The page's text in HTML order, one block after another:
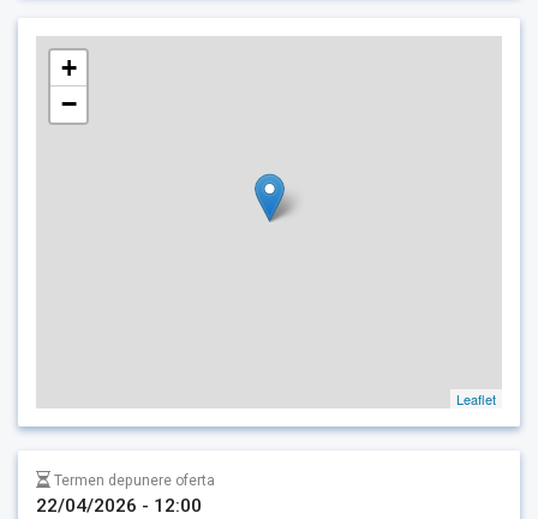
+
−
Leaflet
Termen depunere oferta
22/04/2026 - 12:00